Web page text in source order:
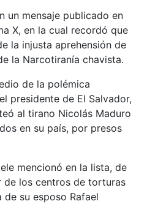
un mensaje publicado en
X, en la cual recordó que
la injusta aprehensión de
la Narcotiranía chavista.
de la polémica
presidente de El Salvador,
al tirano Nicolás Maduro
en su país, por presos
mencionó en la lista, de
de los centros de torturas
su esposo Rafael